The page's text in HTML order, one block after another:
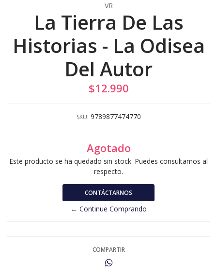
VR
La Tierra De Las
Historias - La Odisea
Del Autor
$12.990
SKU: 9789877474770
Agotado
Este producto se ha quedado sin stock. Puedes consultarnos al
respecto.
CONTÁCTARNOS
← Continue Comprando
COMPARTIR